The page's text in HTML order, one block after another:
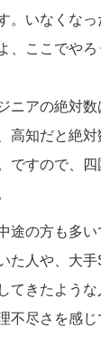
。いなくな
、ここでや
ニアの絶対
高知だと絶
ですので、
途の方も多
た人や、大
てきたよう
不尽さを感